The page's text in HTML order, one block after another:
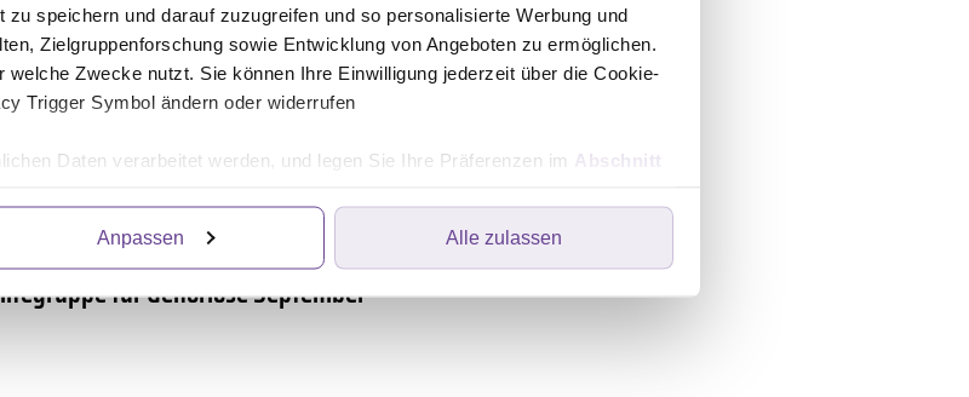
speichern und darauf zuzugreifen und so personalisierte Werbung und
Zielgruppenforschung sowie Entwicklung von Angeboten zu ermöglichen.
welche Zwecke nutzt. Sie können Ihre Einwilligung jederzeit über die Cookie-
Trigger Symbol ändern oder widerrufen
Daten verarbeitet werden, und legen Sie Ihre Präferenzen im Abschnitt
Informationen im Endgerät eines Seitenbesuchers speichern oder dort
weiter. Dies alles hilft uns, unsere Website optimal zu gestalten
den Abruf und die Verarbeitung benötigen wir Ihre Einwilligung. Ihre
widerrufen, indem Sie auf das runde Icon in der linken unteren Ecke
Datenschutzerklärung.
Anpassen Alle zulassen
die Onlineselbsthilfegruppe für Frauen mit Vulva-
für Gehörlose September